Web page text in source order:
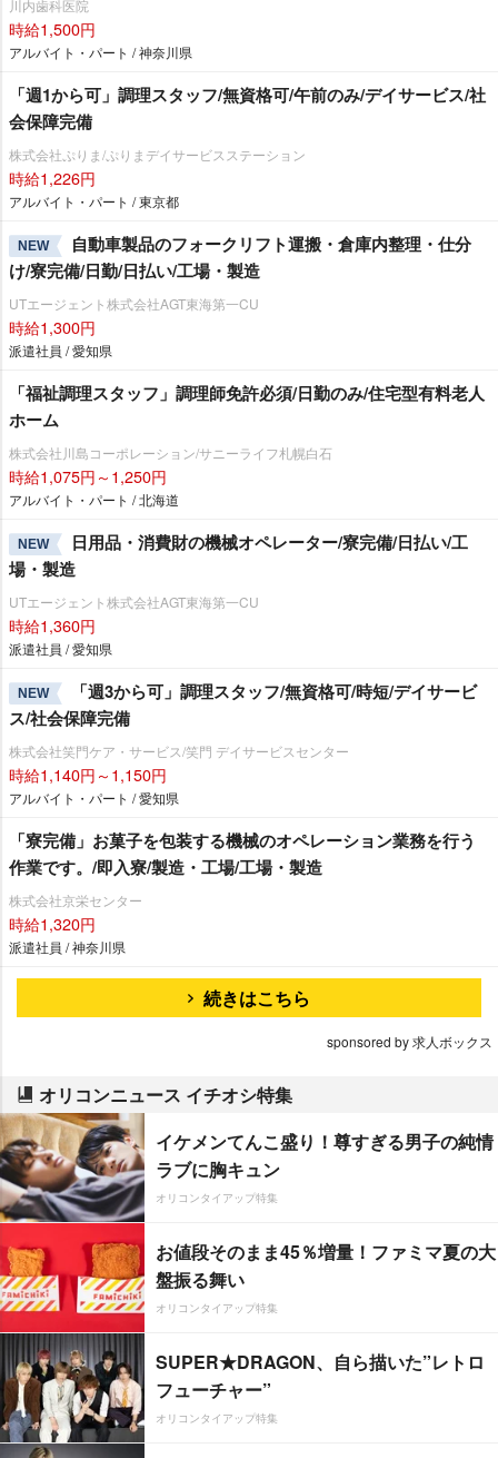
川内歯科医院
時給1,500円
アルバイト・パート / 神奈川県
「週1から可」調理スタッフ/無資格可/午前のみ/デイサービス/社
会保障完備
株式会社ぷりま/ぷりまデイサービスステーション
時給1,226円
アルバイト・パート / 東京都
NEW
自動車製品のフォークリフト運搬・倉庫内整理・仕分
け/寮完備/日勤/日払い/工場・製造
UTエージェント株式会社AGT東海第一CU
時給1,300円
派遣社員 / 愛知県
「福祉調理スタッフ」調理師免許必須/日勤のみ/住宅型有料老人
ホーム
株式会社川島コーポレーション/サニーライフ札幌白石
時給1,075円～1,250円
アルバイト・パート / 北海道
NEW
日用品・消費財の機械オペレーター/寮完備/日払い/工
場・製造
UTエージェント株式会社AGT東海第一CU
時給1,360円
派遣社員 / 愛知県
NEW
「週3から可」調理スタッフ/無資格可/時短/デイサービ
ス/社会保障完備
株式会社笑門ケア・サービス/笑門 デイサービスセンター
時給1,140円～1,150円
アルバイト・パート / 愛知県
「寮完備」お菓子を包装する機械のオペレーション業務を行う
作業です。/即入寮/製造・工場/工場・製造
株式会社京栄センター
時給1,320円
派遣社員 / 神奈川県
続きはこちら
sponsored by 求人ボックス
オリコンニュース イチオシ特集
イケメンてんこ盛り！尊すぎる男子の純情
ラブに胸キュン
オリコンタイアップ特集
お値段そのまま45％増量！ファミマ夏の大
盤振る舞い
オリコンタイアップ特集
SUPER★DRAGON、自ら描いた”レトロ
フューチャー”
オリコンタイアップ特集